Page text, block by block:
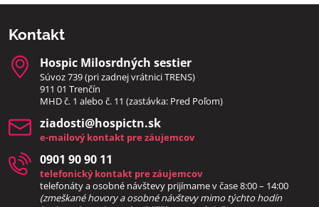
Kontakt
Hospic Milosrdných sestier
Súvoz 739 (pri zadnej vrátnici TRENS)
911 01 Trenčín
MHD č. 1 alebo č. 11 (zastávka: Pred Poľom)
ziadosti​@hospictn​.sk
e-mailový kontakt pre záujemcov
0901 90 90 11
telefonický kontakt pre záujemcov
telefonáty a osobné návštevy prijímame v čase 8:00 – 14:00
(zmeškané hovory a osobné návštevy mimo týchto hodín